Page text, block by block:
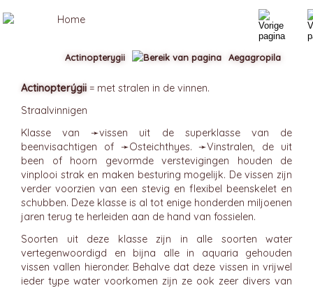
Actinopterýgii = met stralen in de vinnen.
Straalvinnigen
Klasse van ➛vissen uit de superklasse van de
beenvisachtigen of ➛Osteichthyes. ➛Vinstralen, de uit
been of hoorn gevormde verstevigingen houden de
vinplooi strak en maken besturing mogelijk. De vissen zijn
verder voorzien van een stevig en flexibel beenskelet en
schubben. Deze klasse is al tot enige honderden miljoenen
jaren terug te herleiden aan de hand van fossielen.
Soorten uit deze klasse zijn in alle soorten water
vertegenwoordigd en bijna alle in aquaria gehouden
vissen vallen hieronder. Behalve dat deze vissen in vrijwel
ieder type water voorkomen zijn ze ook zeer divers van
Actinopterygii Aegagropila